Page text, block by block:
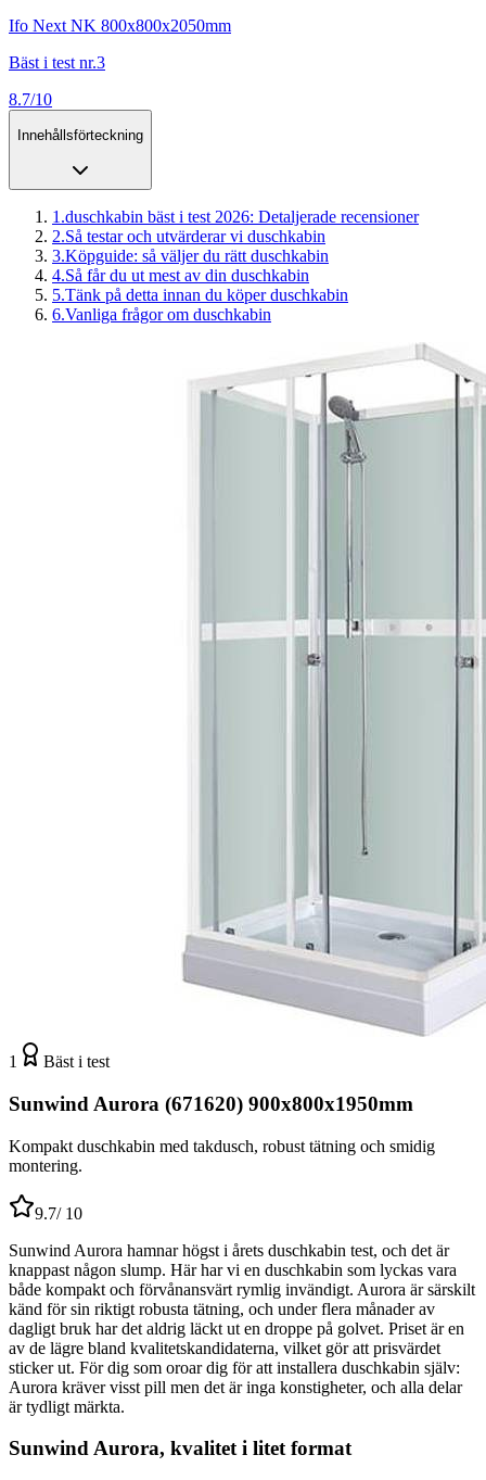
Ifo Next NK 800x800x2050mm
Bäst i test nr.3
8.7/10
Innehållsförteckning
1 .duschkabin bäst i test 2026: Detaljerade recensioner
2.Så testar och utvärderar vi duschkabin
3.Köpguide: så väljer du rätt duschkabin
4.Så får du ut mest av din duschkabin
5.Tänk på detta innan du köper duschkabin
6.Vanliga frågor om duschkabin
1 Bäst i test
Sunwind Aurora (671620) 900x800x1950mm
Kompakt duschkabin med takdusch, robust tätning och smidig
montering.
9.7/ 10
Sunwind Aurora hamnar högst i årets duschkabin test, och det är
knappast någon slump. Här har vi en duschkabin som lyckas vara
både kompakt och förvånansvärt rymlig invändigt. Aurora är särskilt
känd för sin riktigt robusta tätning, och under flera månader av
dagligt bruk har det aldrig läckt ut en droppe på golvet. Priset är en
av de lägre bland kvalitetskandidaterna, vilket gör att prisvärdet
sticker ut. För dig som oroar dig för att installera duschkabin själv:
Aurora kräver visst pill men det är inga konstigheter, och alla delar
är tydligt märkta.
Sunwind Aurora, kvalitet i litet format